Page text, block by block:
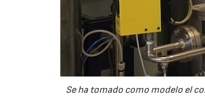
Se ha tomado como modelo el